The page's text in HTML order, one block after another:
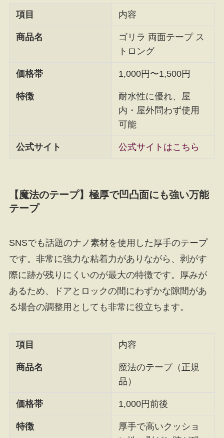
項目 内容
商品名
ゴリラ 両面テープ ス
トロング
価格帯 1,000円〜1,500円
特徴
耐水性に優れ、屋
内・屋外問わず使用
可能
公式サイト 公式サイトはこちら
【魔法のテープ】極厚で凹凸面にも強い万能
テープ
SNSでも話題のナノ素材を使用した厚手のテープ
です。非常に強力な粘着力がありながら、剥がす
際に跡が残りにくいのが最大の特徴です。厚みが
あるため、ドアとロックの間にわずかな隙間があ
る場合の調整用としても非常に役立ちます。
項目 内容
商品名
魔法のテープ（正規
品）
価格帯 1,000円前後
特徴
厚手で高いクッショ